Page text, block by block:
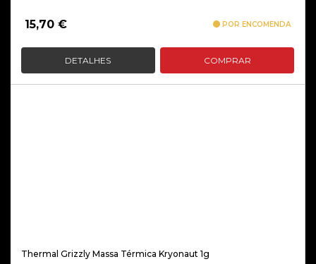
15,70 € POR ENCOMENDA
DETALHES COMPRAR
Thermal Grizzly Massa Térmica Kryonaut 1g